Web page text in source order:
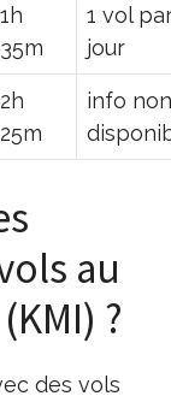
1h
35m
1 vol
jour
2h
25m
info non
au
?
des vols